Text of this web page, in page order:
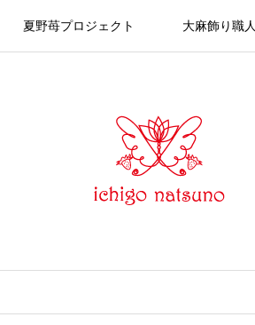
夏野苺プロジェクト 大麻飾り職人